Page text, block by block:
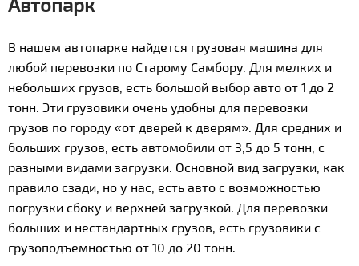
В нашем автопарке найдется грузовая машина для
любой перевозки по Старому Самбору. Для мелких и
небольших грузов, есть большой выбор авто от 1 до 2
тонн. Эти грузовики очень удобны для перевозки
грузов по городу «от дверей к дверям». Для средних и
больших грузов, есть автомобили от 3,5 до 5 тонн, с
разными видами загрузки. Основной вид загрузки, как
правило сзади, но у нас, есть авто с возможностью
погрузки сбоку и верхней загрузкой. Для перевозки
больших и нестандартных грузов, есть грузовики с
грузоподъемностью от 10 до 20 тонн.